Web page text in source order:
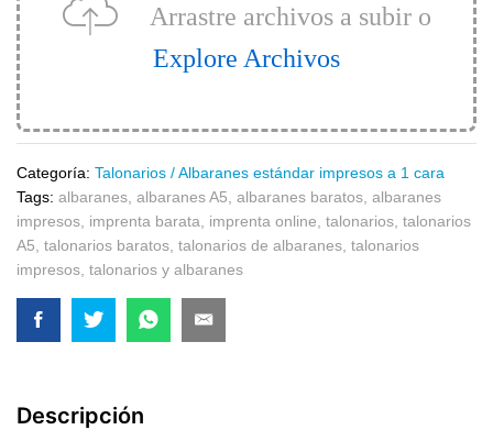
Arrastre archivos a subir o
Explore Archivos
Categoría: Talonarios / Albaranes estándar impresos a 1 cara
Tags: albaranes albaranes A5 albaranes baratos albaranes
impresos imprenta barata imprenta online talonarios talonarios
A5 talonarios baratos talonarios de albaranes talonarios
impresos talonarios y albaranes
Descripción